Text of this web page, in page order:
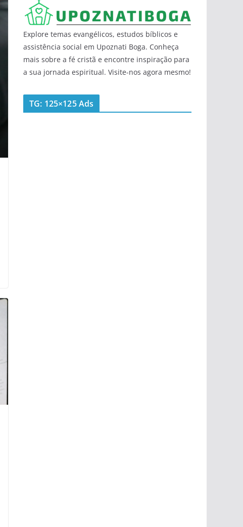
Explore temas evangélicos, estudos bíblicos e
assistência social em Upoznati Boga. Conheça
mais sobre a fé cristã e encontre inspiração para
a sua jornada espiritual. Visite-nos agora mesmo!
TG: 125×125 Ads